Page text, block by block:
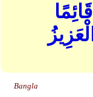
Bangla